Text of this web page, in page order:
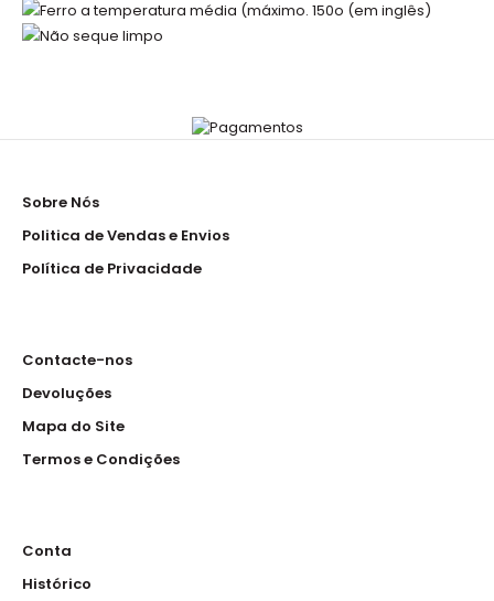
Sobre Nós
Politica de Vendas e Envios
Política de Privacidade
Contacte-nos
Devoluções
Mapa do Site
Termos e Condições
Conta
Histórico